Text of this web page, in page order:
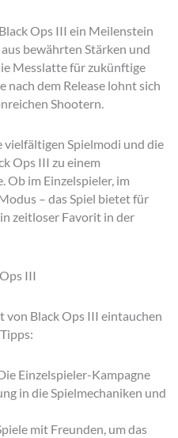
Ops III ein Meilenstein
bewährten Stärken und
Messlatte für zukünftige
nach dem Release lohnt sich
Shootern.
vielfältigen Spielmodi und die
Ops III zu einem
Ob im Einzelspieler, im
– das Spiel bietet für
zeitloser Favorit in der
III
von Black Ops III eintauchen
Einzelspieler-Kampagne
in die Spielmechaniken und
mit Freunden, um das